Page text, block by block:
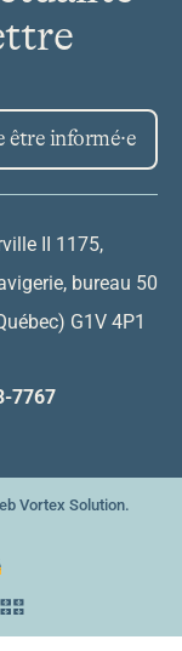
être informé·e
II 1175,
bureau 50
G1V 4P1
7767
Vortex Solution.